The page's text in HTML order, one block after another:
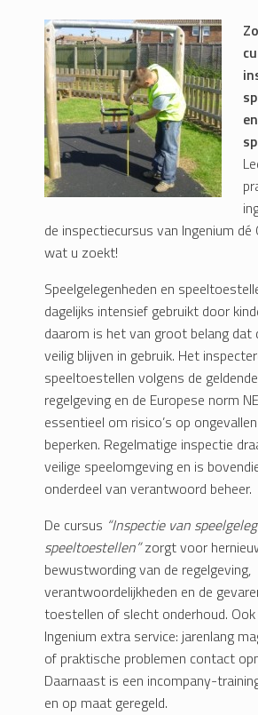
de inspectiecursus van Ingenium dé
wat u zoekt!
Speelgelegenheden en
dagelijks intensief gebruikt door
daarom is het van groot belang dat
veilig blijven in gebruik. Het
speeltoestellen volgens de
regelgeving en de Europese norm
essentieel om risico’s op
beperken. Regelmatige inspectie
veilige speelomgeving en is
onderdeel van verantwoord beheer.
De cursus “Inspectie van
speeltoestellen”zorgt voor
bewustwording van de regelgeving,
verantwoordelijkheden en de
toestellen of slecht onderhoud.
Ingenium extra service: jarenlang
of praktische problemen contact
Daarnaast is een incompany-
en op maat geregeld.